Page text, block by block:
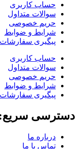
حساب کاربری
سوالات متداول
حریم خصوصی
شرایط و ضوابط
پیگیری سفارشات
حساب کاربری
سوالات متداول
حریم خصوصی
شرایط و ضوابط
پیگیری سفارشات
دسترسی سریع:
درباره ما
تماس با ما